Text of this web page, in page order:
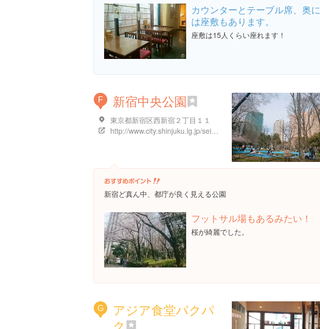
カウンターとテーブル席、奥に
は座敷もあります。
座敷は15人くらい座れます！
F 新宿中央公園
東京都新宿区西新宿２丁目１１
http://www.city.shinjuku.lg.jp/seikatsu/file15_02_00001.html
新宿ど真ん中、都庁が良く見える公園
フットサル場もあるみたい！
桜が綺麗でした。
G
アジア食堂パクパ
ク